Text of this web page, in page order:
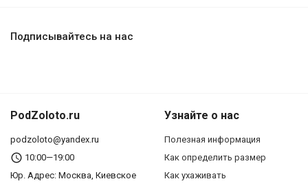
Подписывайтесь на нас
PodZoloto.ru
podzoloto@yandex.ru
10:00—19:00
Юр. Адреc: Москва, Киевское
Узнайте о нас
Полезная информация
Как определить размер
Как ухаживать